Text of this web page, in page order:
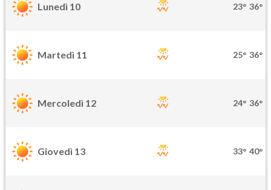
Lunedì 10 23° 36°
Martedì 11 25° 36°
Mercoledì 12 24° 36°
Giovedì 13 33° 40°